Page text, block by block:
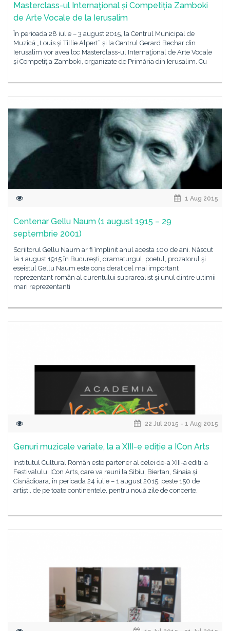
Masterclass-ul Internaţional și Competiția Zamboki
de Arte Vocale de la Ierusalim
În perioada 28 iulie – 3 august 2015, la Centrul Municipal de
Muzică „Louis şi Tillie Alpert” și la Centrul Gerard Bechar din
Ierusalim vor avea loc Masterclass-ul Internaţional de Arte Vocale
și Competiția Zamboki, organizate de Primăria din Ierusalim. Cu
1 Aug 2015
Centenar Gellu Naum (1 august 1915 – 29
septembrie 2001)
Scriitorul Gellu Naum ar fi împlinit anul acesta 100 de ani. Născut
la 1 august 1915 în București, dramaturgul, poetul, prozatorul şi
eseistul Gellu Naum este considerat cel mai important
reprezentant român al curentului suprarealist și unul dintre ultimii
mari reprezentanți
22 Jul 2015 - 1 Aug 2015
Genuri muzicale variate, la a XIII-e ediție a ICon Arts
Institutul Cultural Român este partener al celei de-a XIII-a ediții a
Festivalului ICon Arts, care va reuni la Sibiu, Biertan, Sinaia și
Cisnădioara, în perioada 24 iulie – 1 august 2015, peste 150 de
artiști, de pe toate continentele, pentru nouă zile de concerte.